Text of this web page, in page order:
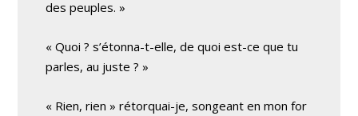
des peuples. »
« Quoi ? s’étonna-t-elle, de quoi est-ce que tu
parles, au juste ? »
« Rien, rien » rétorquai-je, songeant en mon for